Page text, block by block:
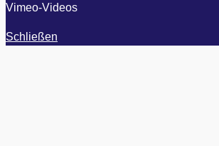
Vimeo-Videos
Schließen